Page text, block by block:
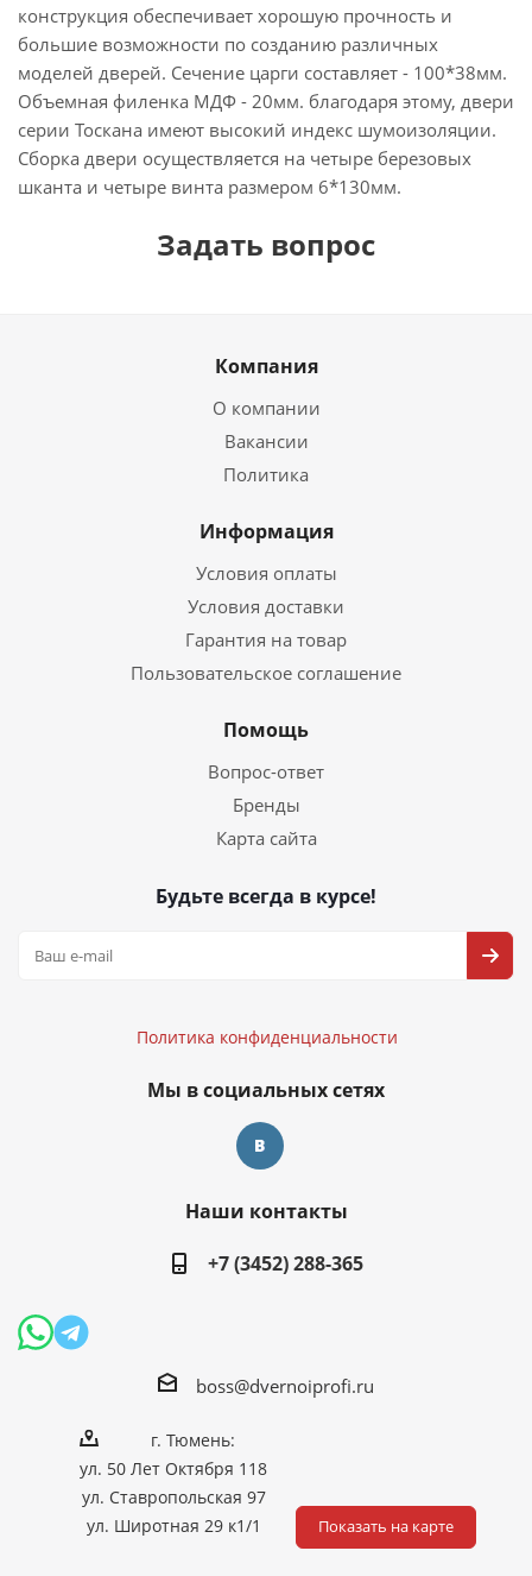
конструкция обеспечивает хорошую прочность и
большие возможности по созданию различных
моделей дверей. Сечение царги составляет - 100*38мм.
Объемная филенка МДФ - 20мм. благодаря этому, двери
серии Тоскана имеют высокий индекс шумоизоляции.
Сборка двери осуществляется на четыре березовых
шканта и четыре винта размером 6*130мм.
Задать вопрос
Компания
О компании
Вакансии
Политика
Информация
Условия оплаты
Условия доставки
Гарантия на товар
Пользовательское соглашение
Помощь
Вопрос-ответ
Бренды
Карта сайта
Будьте всегда в курсе!
Политика конфиденциальности
Мы в социальных сетях
Наши контакты
+7 (3452) 288-365
boss@dvernoiprofi.ru
г. Тюмень:
ул. 50 Лет Октября 118
ул. Ставропольская 97
ул. Широтная 29 к1/1
Показать на карте